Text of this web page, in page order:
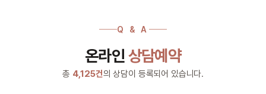
Q & A
온라인 상담예약
총 4,125건의 상담이 등록되어 있습니다.